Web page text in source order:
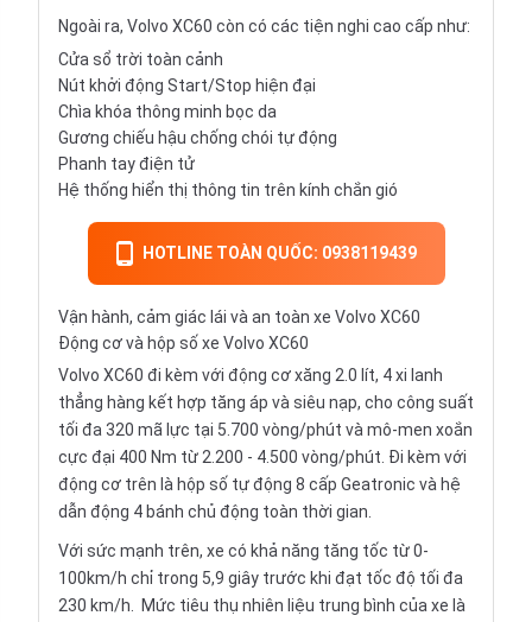
Ngoài ra, Volvo XC60 còn có các tiện nghi cao cấp như:
Cửa sổ trời toàn cảnh
Nút khởi động Start/Stop hiện đại
Chìa khóa thông minh bọc da
Gương chiếu hậu chống chói tự động
Phanh tay điện tử
Hệ thống hiển thị thông tin trên kính chắn gió
HOTLINE TOÀN QUỐC: 0938119439
Vận hành, cảm giác lái và an toàn xe Volvo XC60
Động cơ và hộp số xe Volvo XC60
Volvo XC60 đi kèm với động cơ xăng 2.0 lít, 4 xi lanh
thẳng hàng kết hợp tăng áp và siêu nạp, cho công suất
tối đa 320 mã lực tại 5.700 vòng/phút và mô-men xoắn
cực đại 400 Nm từ 2.200 - 4.500 vòng/phút. Đi kèm với
động cơ trên là hộp số tự động 8 cấp Geatronic và hệ
dẫn động 4 bánh chủ động toàn thời gian.
Với sức mạnh trên, xe có khả năng tăng tốc từ 0-
100km/h chỉ trong 5,9 giây trước khi đạt tốc độ tối đa
230 km/h. Mức tiêu thụ nhiên liệu trung bình của xe là